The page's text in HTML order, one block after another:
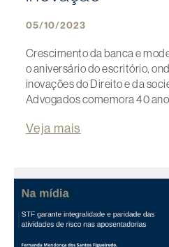
05/10/2023
Crescimento da banca e
o aniversário do escritório,
inovações do Direito e da
Advogados comemora 40
Veja mais